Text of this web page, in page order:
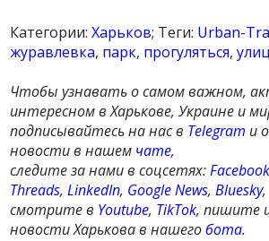
Категории:Харьков; Теги: Urban-
журавлевка, парк, прогуляться,
Чтобы узнавать о самом важном,
интересном в Харькове, Украине и
подписывайтесь на нас в Telegram и
новости в нашем чате,
следите за нами в соцсетях:Facebook
Threads,LinkedIn, Google News,Bluesky,
смотрите в Youtube, TikTok, пишите
новости Харькова в нашегобота.